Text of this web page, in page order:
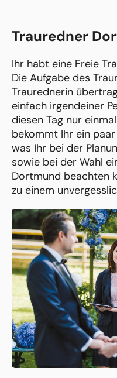
Trauredner
Ihr habt eine Freie
Die Aufgabe des
Traurednerin
einfach irgendeiner
diesen Tag nur
bekommt Ihr ein
was Ihr bei der
sowie bei der Wahl
Dortmund beachten
zu einem